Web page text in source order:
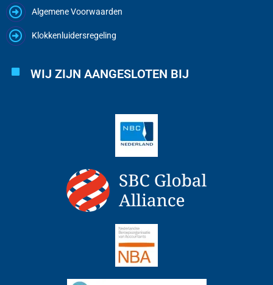
Algemene Voorwaarden
Klokkenluidersregeling
WIJ ZIJN AANGESLOTEN BIJ